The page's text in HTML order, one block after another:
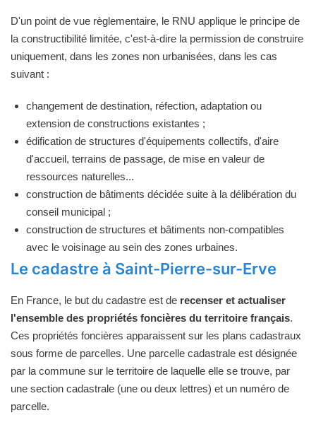
D'un point de vue règlementaire, le RNU applique le principe de
la constructibilité limitée, c'est-à-dire la permission de construire
uniquement, dans les zones non urbanisées, dans les cas
suivant :
changement de destination, réfection, adaptation ou
extension de constructions existantes ;
édification de structures d'équipements collectifs, d'aire
d'accueil, terrains de passage, de mise en valeur de
ressources naturelles...
construction de bâtiments décidée suite à la délibération du
conseil municipal ;
construction de structures et bâtiments non-compatibles
avec le voisinage au sein des zones urbaines.
Le cadastre à Saint-Pierre-sur-Erve
En France, le but du cadastre est de recenser et actualiser
l'ensemble des propriétés foncières du territoire français.
Ces propriétés foncières apparaissent sur les plans cadastraux
sous forme de parcelles. Une parcelle cadastrale est désignée
par la commune sur le territoire de laquelle elle se trouve, par
une section cadastrale (une ou deux lettres) et un numéro de
parcelle.